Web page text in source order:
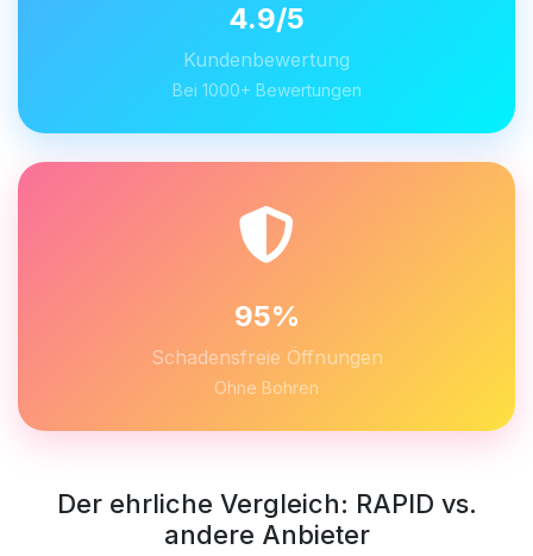
4.9/5
Kundenbewertung
Bei 1000+ Bewertungen
95%
Schadensfreie Öffnungen
Ohne Bohren
Der ehrliche Vergleich: RAPID vs.
andere Anbieter